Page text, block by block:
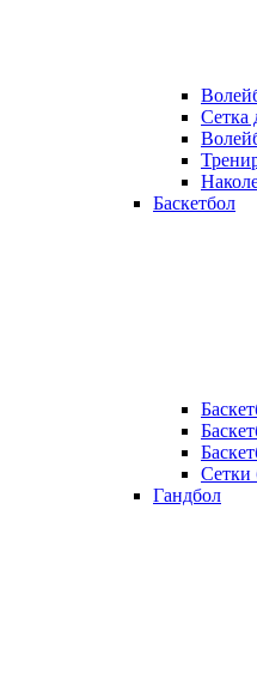
Сетка
Баскетбол
Сетки
Гандбол